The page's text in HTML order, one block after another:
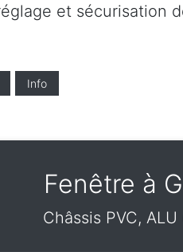
et
Info
Fenêtre à
Châssis PVC,